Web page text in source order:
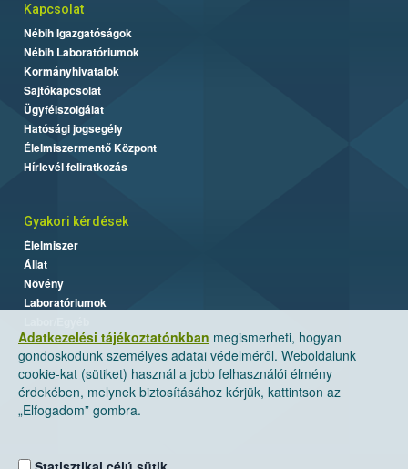
Adatkezelési tájékoztatónkban megismerheti, hogyan
gondoskodunk személyes adatai védelméről. Weboldalunk
cookie-kat (sütiket) használ a jobb felhasználói élmény
érdekében, melynek biztosításához kérjük, kattintson az
„Elfogadom” gombra.
Kapcsolat
Nébih Igazgatóságok
Nébih Laboratóriumok
Kormányhivatalok
Sajtókapcsolat
Ügyfélszolgálat
Hatósági jogsegély
Élelmiszermentő Központ
Hírlevél feliratkozás
Gyakori kérdések
Élelmiszer
Állat
Növény
Laboratóriumok